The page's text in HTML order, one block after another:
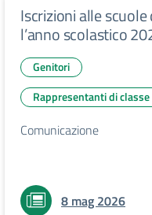
Iscrizioni alle
l’anno scolastico
Genitori
Rappresentanti di
Comunicazione
8 mag 2026